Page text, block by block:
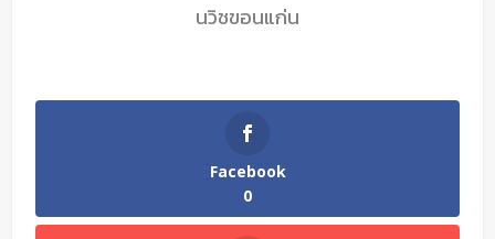
นวิชขอนแก่น
Facebook
0